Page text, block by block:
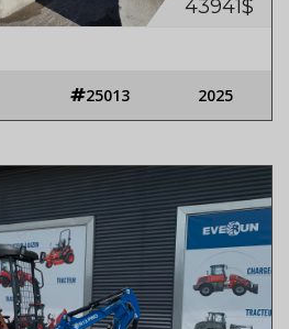
43941$
25013 2025